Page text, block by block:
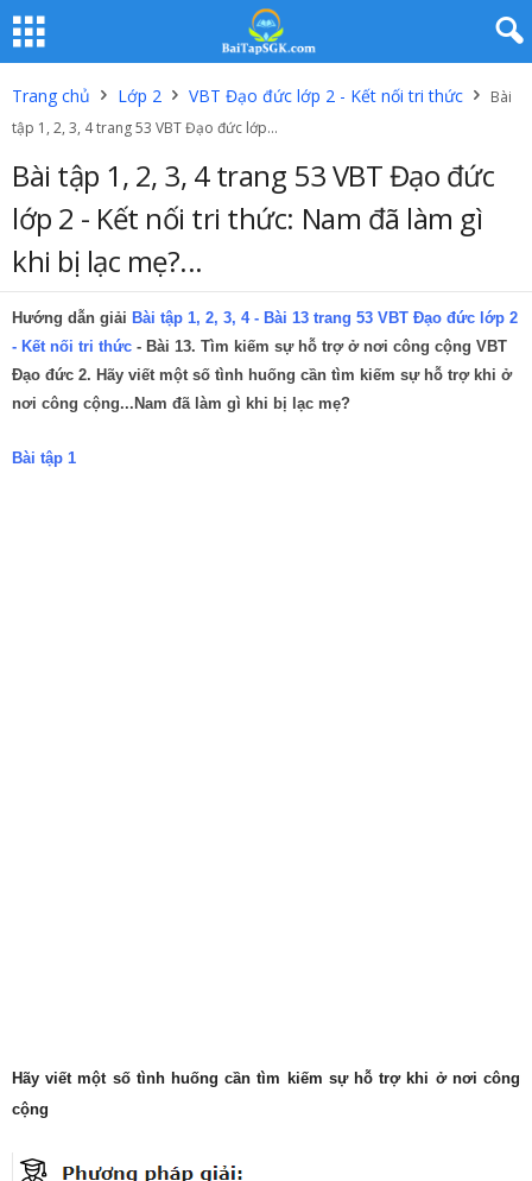
Trang chủ Lớp 2 VBT Đạo đức lớp 2 - Kết nối tri thức
Bài
tập 1, 2, 3, 4 trang 53 VBT Đạo đức lớp...
Bài tập 1, 2, 3, 4 trang 53 VBT Đạo đức
lớp 2 - Kết nối tri thức: Nam đã làm gì
khi bị lạc mẹ?...
Hướng dẫn giải Bài tập 1, 2, 3, 4 - Bài 13 trang 53 VBT Đạo đức lớp 2
- Kết nối tri thức - Bài 13. Tìm kiếm sự hỗ trợ ở nơi công cộng VBT
Đạo đức 2. Hãy viết một số tình huống cần tìm kiếm sự hỗ trợ khi ở
nơi công cộng...Nam đã làm gì khi bị lạc mẹ?
Bài tập 1
Hãy viết một số tình huống cần tìm kiếm sự hỗ trợ khi ở nơi công
cộng